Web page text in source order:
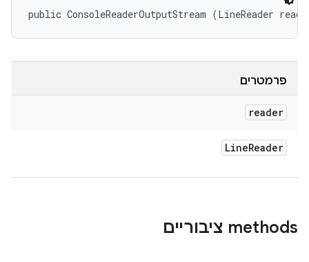
public ConsoleReaderOutputStream (LineReader
פרמטרים
reader
LineReader
‫methods ציבוריים